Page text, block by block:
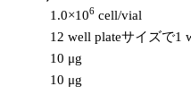
1.0×106 cell/vial
12 well plateサイズで1
10 μg
10 μg